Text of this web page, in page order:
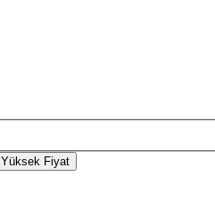
Yüksek Fiyat